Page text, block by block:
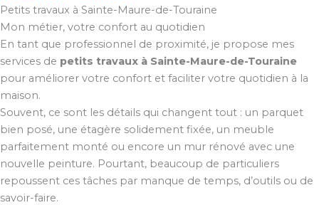
Petits travaux à Sainte-Maure-de-Touraine
Mon métier, votre confort au quotidien
En tant que professionnel de proximité, je propose mes
services de petits travaux à Sainte-Maure-de-Touraine
pour améliorer votre confort et faciliter votre quotidien à la
maison.
Souvent, ce sont les détails qui changent tout : un parquet
bien posé, une étagère solidement fixée, un meuble
parfaitement monté ou encore un mur rénové avec une
nouvelle peinture. Pourtant, beaucoup de particuliers
repoussent ces tâches par manque de temps, d’outils ou de
savoir-faire.